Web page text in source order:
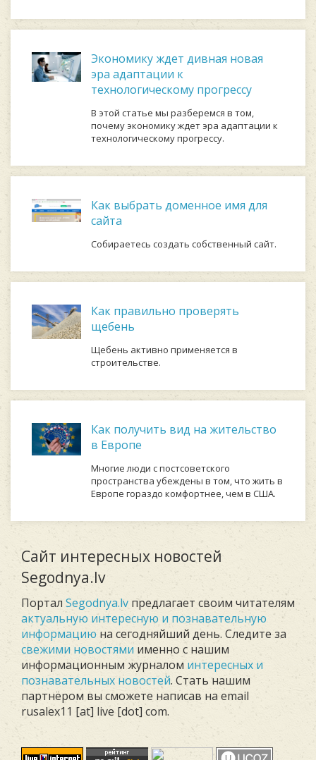
Экономику ждет дивная новая
эра адаптации к
технологическому прогрессу
В этой статье мы разберемся в том,
почему экономику ждет эра адаптации к
технологическому прогрессу.
Как выбрать доменное имя для
сайта
Собираетесь создать собственный сайт.
Как правильно проверять
щебень
Щебень активно применяется в
строительстве.
Как получить вид на жительство
в Европе
Многие люди с постсоветского
пространства убеждены в том, что жить в
Европе гораздо комфортнее, чем в США.
Сайт интересных новостей
Segodnya.lv
Портал Segodnya.lv предлагает своим читателям
актуальную интересную и познавательную
информацию на сегодняйший день. Следите за
свежими новостями именно с нашим
информационным журналом интересных и
познавательных новостей. Стать нашим
партнёром вы сможете написав на email
rusalex11 [at] live [dot] com.